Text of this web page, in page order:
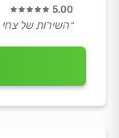
5.00
״השירות של צחי